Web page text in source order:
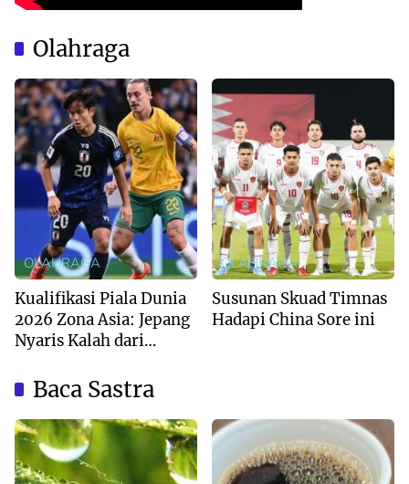
Olahraga
OLAHRAGA
Kualifikasi Piala Dunia
2026 Zona Asia: Jepang
Nyaris Kalah dari
OLAHRAGA
Susunan Skuad Timnas
Hadapi China Sore ini
Baca Sastra